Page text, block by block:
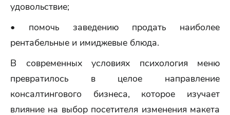
удовольствие;
• помочь заведению продать наиболее
рентабельные и имиджевые блюда.
В современных условиях психология меню
превратилось в целое направление
консалтингового бизнеса, которое изучает
влияние на выбор посетителя изменения макета